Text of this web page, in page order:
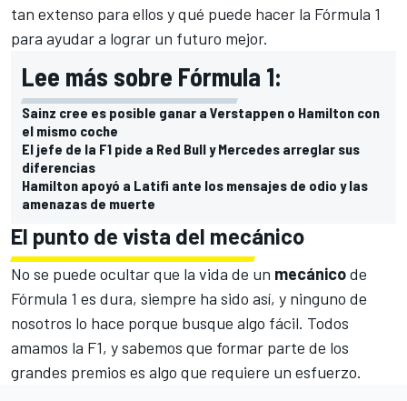
tan extenso para ellos y qué puede hacer la Fórmula 1
para ayudar a lograr un futuro mejor.
Lee más sobre Fórmula 1:
Sainz cree es posible ganar a Verstappen o Hamilton con
el mismo coche
El jefe de la F1 pide a Red Bull y Mercedes arreglar sus
diferencias
Hamilton apoyó a Latifi ante los mensajes de odio y las
amenazas de muerte
El punto de vista del mecánico
No se puede ocultar que la vida de un mecánicode
Fórmula 1 es dura, siempre ha sido así, y ninguno de
nosotros lo hace porque busque algo fácil. Todos
amamos la F1, y sabemos que formar parte de los
grandes premios es algo que requiere un esfuerzo.